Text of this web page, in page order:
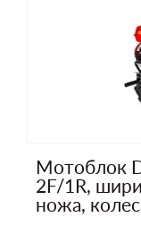
Мотоблок
2F/1R,
ножа,